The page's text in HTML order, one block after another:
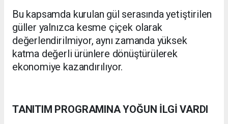
Bu kapsamda kurulan gül serasında yetiştirilen
güller yalnızca kesme çiçek olarak
değerlendirilmiyor, aynı zamanda yüksek
katma değerli ürünlere dönüştürülerek
ekonomiye kazandırılıyor.
TANITIM PROGRAMINA YOĞUN İLGİ VARDI